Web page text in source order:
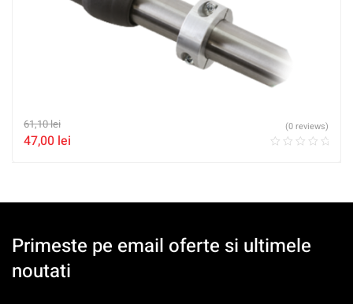
61,10lei
47,00 lei
(0 reviews)
Primeste pe email oferte si ultimele
noutati